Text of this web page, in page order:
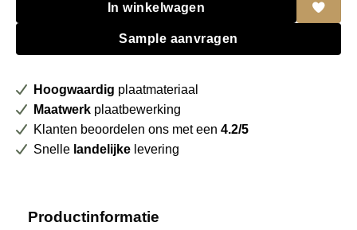
In winkelwagen
Sample aanvragen
Hoogwaardig plaatmateriaal
Maatwerk plaatbewerking
Klanten beoordelen ons met een 4.2/5
Snelle landelijke levering
Productinformatie